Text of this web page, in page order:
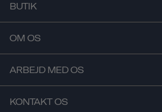
BUTIK
OM OS
ARBEJD MED OS
KONTAKT OS